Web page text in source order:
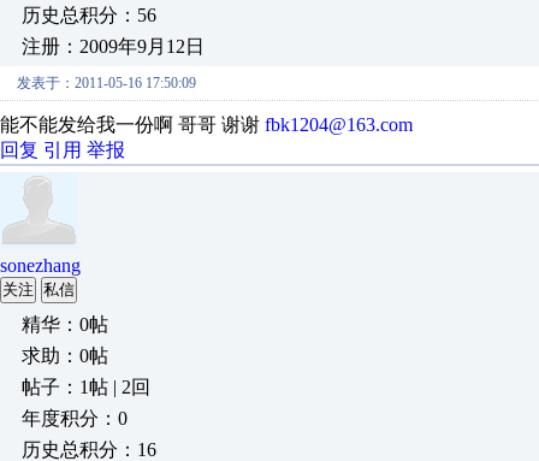
历史总积分：56
注册：2009年9月12日
发表于：2011-05-16 17:50:09
能不能发给我一份啊 哥哥 谢谢 fbk1204@163.com
回复 引用 举报
sonezhang
关注 私信
精华：0帖
求助：0帖
帖子：1帖 | 2回
年度积分：0
历史总积分：16